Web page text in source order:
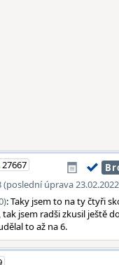
27667
(poslední úprava
: Taky jsem to na ty čtyři
jsem radši zkusil ještě
to až na 6.